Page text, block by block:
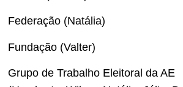
Federação (Natália)
Fundação (Valter)
Grupo de Trabalho Eleitoral da AE